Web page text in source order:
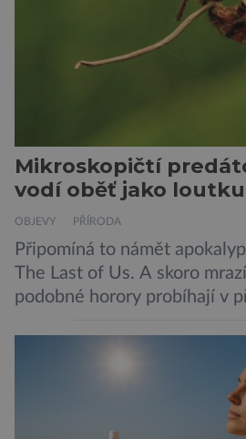
vnímat prostřednictvím
a samy také vydávají zvuky
Mikroskopičtí
vodí oběť jako loutku
OBJEVY PŘÍRODA
Připomíná to námět
The Last of Us. A skoro
podobné horory probíhají v
parazitickou houbou a že
ovládat jen vývojově
živočichy, než je člověk.
není nic nemožného ani v